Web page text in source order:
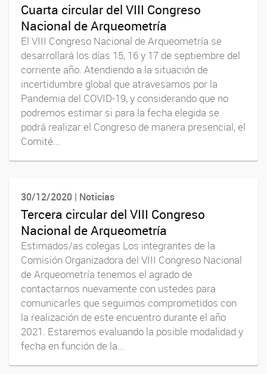
Cuarta circular del VIII Congreso
Nacional de Arqueometría
El VIII Congreso Nacional de Arqueometría se
desarrollará los días 15, 16 y 17 de septiembre del
corriente año. Atendiendo a la situación de
incertidumbre global que atravesamos por la
Pandemia del COVID-19, y considerando que no
podremos estimar si para la fecha elegida se
podrá realizar el Congreso de manera presencial, el
Comité...
30/12/2020 | Noticias
Tercera circular del VIII Congreso
Nacional de Arqueometría
Estimados/as colegas Los integrantes de la
Comisión Organizadora del VIII Congreso Nacional
de Arqueometría tenemos el agrado de
contactarnos nuevamente con ustedes para
comunicarles que seguimos comprometidos con
la realización de este encuentro durante el año
2021. Estaremos evaluando la posible modalidad y
fecha en función de la...